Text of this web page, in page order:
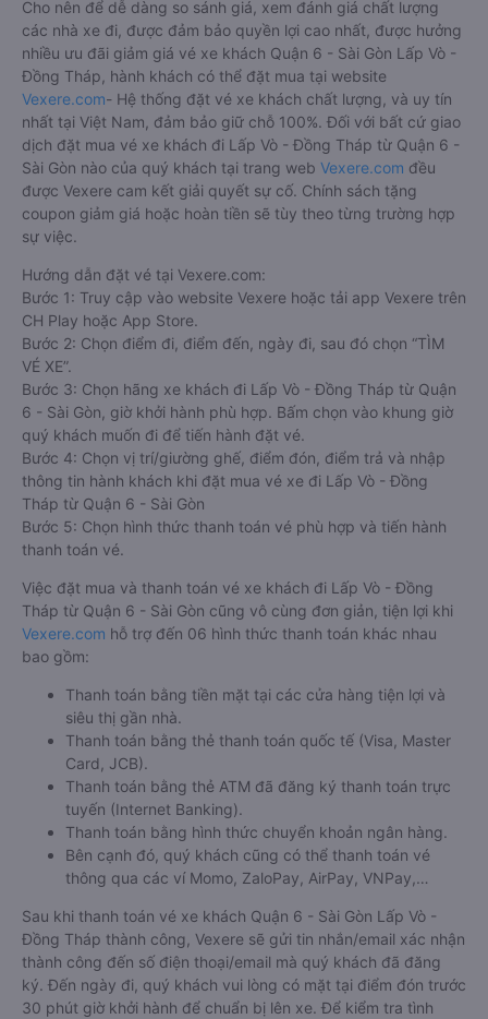
Cho nên để dễ dàng so sánh giá, xem đánh giá chất lượng
các nhà xe đi, được đảm bảo quyền lợi cao nhất, được hưởng
nhiều ưu đãi giảm giá vé xe khách Quận 6 - Sài Gòn Lấp Vò -
Đồng Tháp, hành khách có thể đặt mua tại website
Vexere.com- Hệ thống đặt vé xe khách chất lượng, và uy tín
nhất tại Việt Nam, đảm bảo giữ chỗ 100%. Đối với bất cứ giao
dịch đặt mua vé xe khách đi Lấp Vò - Đồng Tháp từ Quận 6 -
Sài Gòn nào của quý khách tại trang web Vexere.com đều
được Vexere cam kết giải quyết sự cố. Chính sách tặng
coupon giảm giá hoặc hoàn tiền sẽ tùy theo từng trường hợp
sự việc.
Hướng dẫn đặt vé tại Vexere.com:
Bước 1: Truy cập vào website Vexere hoặc tải app Vexere trên
CH Play hoặc App Store.
Bước 2: Chọn điểm đi, điểm đến, ngày đi, sau đó chọn “TÌM
VÉ XE”.
Bước 3: Chọn hãng xe khách đi Lấp Vò - Đồng Tháp từ Quận
6 - Sài Gòn, giờ khởi hành phù hợp. Bấm chọn vào khung giờ
quý khách muốn đi để tiến hành đặt vé.
Bước 4: Chọn vị trí/giường ghế, điểm đón, điểm trả và nhập
thông tin hành khách khi đặt mua vé xe đi Lấp Vò - Đồng
Tháp từ Quận 6 - Sài Gòn
Bước 5: Chọn hình thức thanh toán vé phù hợp và tiến hành
thanh toán vé.
Việc đặt mua và thanh toán vé xe khách đi Lấp Vò - Đồng
Tháp từ Quận 6 - Sài Gòn cũng vô cùng đơn giản, tiện lợi khi
Vexere.com hỗ trợ đến 06 hình thức thanh toán khác nhau
bao gồm:
Thanh toán bằng tiền mặt tại các cửa hàng tiện lợi và
siêu thị gần nhà.
Thanh toán bằng thẻ thanh toán quốc tế (Visa, Master
Card, JCB).
Thanh toán bằng thẻ ATM đã đăng ký thanh toán trực
tuyến (Internet Banking).
Thanh toán bằng hình thức chuyển khoản ngân hàng.
Bên cạnh đó, quý khách cũng có thể thanh toán vé
thông qua các ví Momo, ZaloPay, AirPay, VNPay,…
Sau khi thanh toán vé xe khách Quận 6 - Sài Gòn Lấp Vò -
Đồng Tháp thành công, Vexere sẽ gửi tin nhắn/email xác nhận
thành công đến số điện thoại/email mà quý khách đã đăng
ký. Đến ngày đi, quý khách vui lòng có mặt tại điểm đón trước
30 phút giờ khởi hành để chuẩn bị lên xe. Để kiểm tra tình